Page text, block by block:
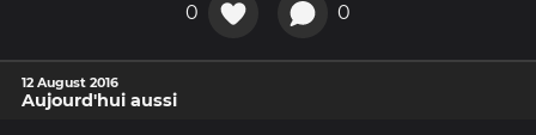
0 0
12 August 2016
Aujourd'hui aussi